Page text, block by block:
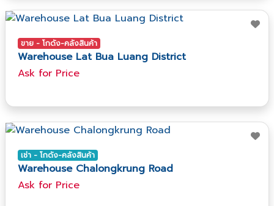
ขาย - โกดัง-คลังสินค้า
Warehouse Lat Bua Luang District
Ask​ for​ Price
เช่า - โกดัง-คลังสินค้า
Warehouse Chalongkrung Road
Ask​ for​ Price